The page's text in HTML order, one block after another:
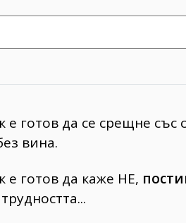
е готов да се срещне със
вина.
е готов да каже НЕ,